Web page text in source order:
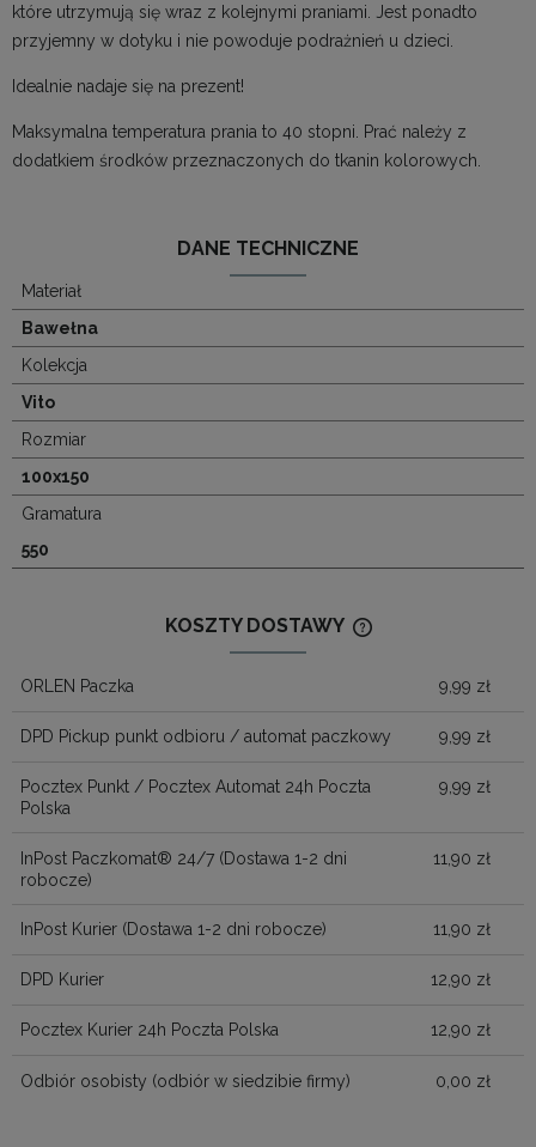
które utrzymują się wraz z kolejnymi praniami. Jest ponadto
przyjemny w dotyku i nie powoduje podrażnień u dzieci.
Idealnie nadaje się na prezent!
Maksymalna temperatura prania to 40 stopni. Prać należy z
dodatkiem środków przeznaczonych do tkanin kolorowych.
DANE TECHNICZNE
Materiał
Bawełna
Kolekcja
Vito
Rozmiar
100x150
Gramatura
550
KOSZTY DOSTAWY
ORLEN Paczka 9,99 zł
DPD Pickup punkt odbioru / automat paczkowy 9,99 zł
Pocztex Punkt / Pocztex Automat 24h Poczta
Polska
9,99 zł
InPost Paczkomat® 24/7 (Dostawa 1-2 dni
robocze)
11,90 zł
InPost Kurier (Dostawa 1-2 dni robocze) 11,90 zł
DPD Kurier 12,90 zł
Pocztex Kurier 24h Poczta Polska 12,90 zł
Odbiór osobisty (odbiór w siedzibie firmy) 0,00 zł